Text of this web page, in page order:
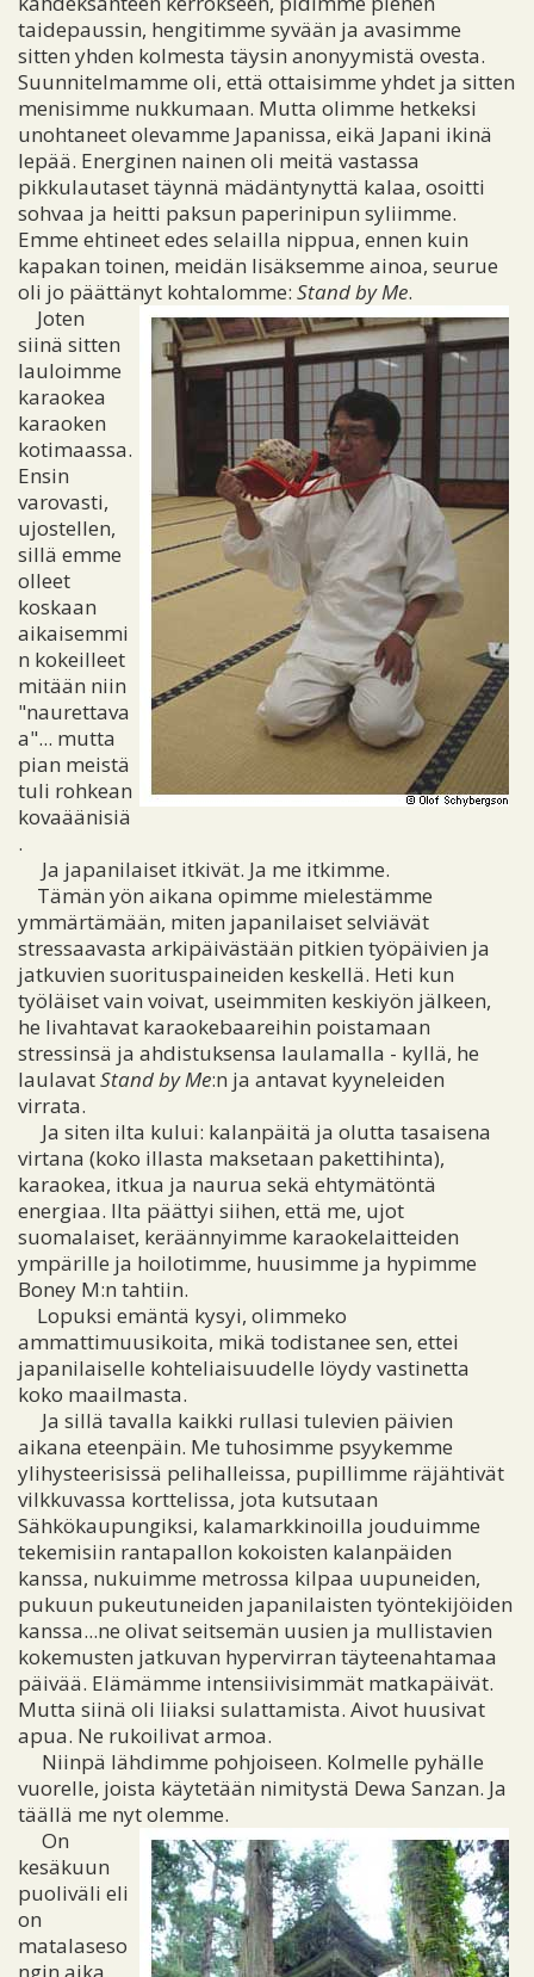
taidepaussin, hengitimme syvään ja avasimme
sitten yhden kolmesta täysin anonyymistä ovesta.
Suunnitelmamme oli, että ottaisimme yhdet ja sitten
menisimme nukkumaan. Mutta olimme hetkeksi
unohtaneet olevamme Japanissa, eikä Japani ikinä
lepää. Energinen nainen oli meitä vastassa
pikkulautaset täynnä mädäntynyttä kalaa, osoitti
sohvaa ja heitti paksun paperinipun syliimme.
Emme ehtineet edes selailla nippua, ennen kuin
kapakan toinen, meidän lisäksemme ainoa, seurue
oli jo päättänyt kohtalomme: Stand by Me.
Joten
siinä sitten
lauloimme
karaokea
karaoken
kotimaassa.
Ensin
varovasti,
ujostellen,
sillä emme
olleet
koskaan
aikaisemmi
n kokeilleet
mitään niin
"naurettava
a"... mutta
pian meistä
tuli rohkean
kovaäänisiä
.
Ja japanilaiset itkivät. Ja me itkimme.
Tämän yön aikana opimme mielestämme
ymmärtämään, miten japanilaiset selviävät
stressaavasta arkipäivästään pitkien työpäivien ja
jatkuvien suorituspaineiden keskellä. Heti kun
työläiset vain voivat, useimmiten keskiyön jälkeen,
he livahtavat karaokebaareihin poistamaan
stressinsä ja ahdistuksensa laulamalla - kyllä, he
laulavatStand by Me:n ja antavat kyyneleiden
virrata.
Ja siten ilta kului: kalanpäitä ja olutta tasaisena
virtana (koko illasta maksetaan pakettihinta),
karaokea, itkua ja naurua sekä ehtymätöntä
energiaa. Ilta päättyi siihen, että me, ujot
suomalaiset, keräännyimme karaokelaitteiden
ympärille ja hoilotimme, huusimme ja hypimme
Boney M:n tahtiin.
Lopuksi emäntä kysyi, olimmeko
ammattimuusikoita, mikä todistanee sen, ettei
japanilaiselle kohteliaisuudelle löydy vastinetta
koko maailmasta.
Ja sillä tavalla kaikki rullasi tulevien päivien
aikana eteenpäin. Me tuhosimme psyykemme
ylihysteerisissä pelihalleissa, pupillimme räjähtivät
vilkkuvassa korttelissa, jota kutsutaan
Sähkökaupungiksi, kalamarkkinoilla jouduimme
tekemisiin rantapallon kokoisten kalanpäiden
kanssa, nukuimme metrossa kilpaa uupuneiden,
pukuun pukeutuneiden japanilaisten työntekijöiden
kanssa...ne olivat seitsemän uusien ja mullistavien
kokemusten jatkuvan hypervirran täyteenahtamaa
päivää. Elämämme intensiivisimmät matkapäivät.
Mutta siinä oli liiaksi sulattamista. Aivot huusivat
apua. Ne rukoilivat armoa.
Niinpä lähdimme pohjoiseen. Kolmelle pyhälle
vuorelle, joista käytetään nimitystä Dewa Sanzan. Ja
täällä me nyt olemme.
On
kesäkuun
puoliväli eli
on
matalaseso
ngin aika.